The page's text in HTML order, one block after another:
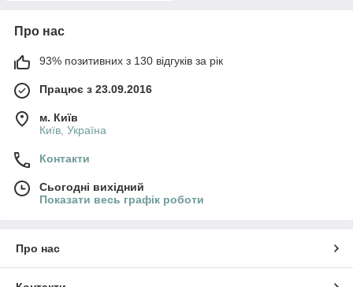
Про нас
93% позитивних з 130 відгуків за рік
Працює з 23.09.2016
м. Київ
Київ, Україна
Контакти
Сьогодні вихідний
Показати весь графік роботи
Про нас